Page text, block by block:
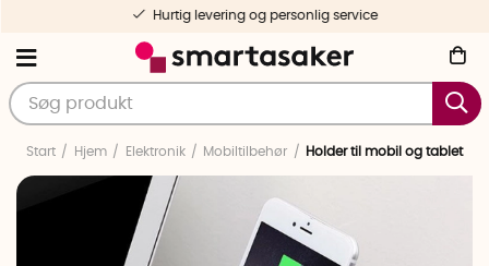
Hurtig levering og personlig service
Start Hjem Elektronik Mobiltilbehør Holder til mobil og tablet